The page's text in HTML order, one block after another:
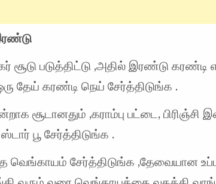
சூடு படுத்திட்டு ,அதில் இரண்டு
தேய் கரண்டி நெய் சேர்த்திடுங்க .
சூடானதும் ,கராம்பு பட்டை, பிரிஞ்சி
பூ சேர்த்திடுங்க .
வெங்காயம் சேர்த்திடுங்க ,தேவையான